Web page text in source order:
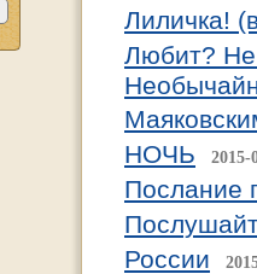
Лиличка!
Любит?
НОЧЬ
2015-
Послание
России